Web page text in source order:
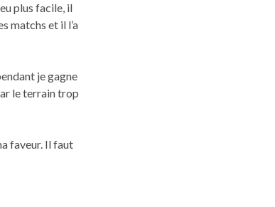
plus facile, il
matchs et il l’a
je gagne
le terrain trop
faveur. Il faut